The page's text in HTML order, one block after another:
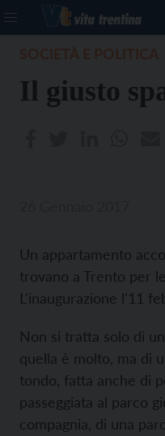
Il giusto
Un appartamento
trovano a Trento per
L'inaugurazione l'11
Non si tratta solo di
quella è molto, ma di
tondo, fatta anche di
passeggiata al parco
compagnia, di una